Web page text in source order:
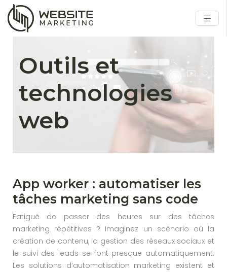
Outils et
technologies
web
App worker : automatiser les
tâches marketing sans code
Fatigué de passer des heures sur des tâches
marketing répétitives ? Imaginez un scénario où la
création de contenu, la gestion des réseaux sociaux et
le suivi des leads se font presque automatiquement.
Les solutions d’automatisation marketing existent et